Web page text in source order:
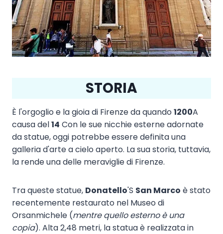
STORIA
È l'orgoglio e la gioia di Firenze da quando 1200A
causa del14 Con le sue nicchie esterne adornate
da statue, oggi potrebbe essere definita una
galleria d'arte a cielo aperto. La sua storia, tuttavia,
la rende una delle meraviglie di Firenze.
Tra queste statue, Donatello'S San Marco è stato
recentemente restaurato nel Museo di
Orsanmichele (mentre quello esterno è una
copia). Alta 2,48 metri, la statua è realizzata in